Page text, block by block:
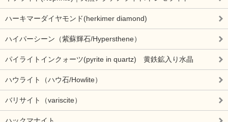
ハーキマーダイヤモンド(herkimer diamond)
ハイパーシーン（紫蘇輝石/Hypersthene）
パイライトインクォーツ(pyrite in quartz) 黄鉄鉱入り水晶
ハウライト（ハウ石/Howlite）
バリサイト（variscite）
ハックマナイト